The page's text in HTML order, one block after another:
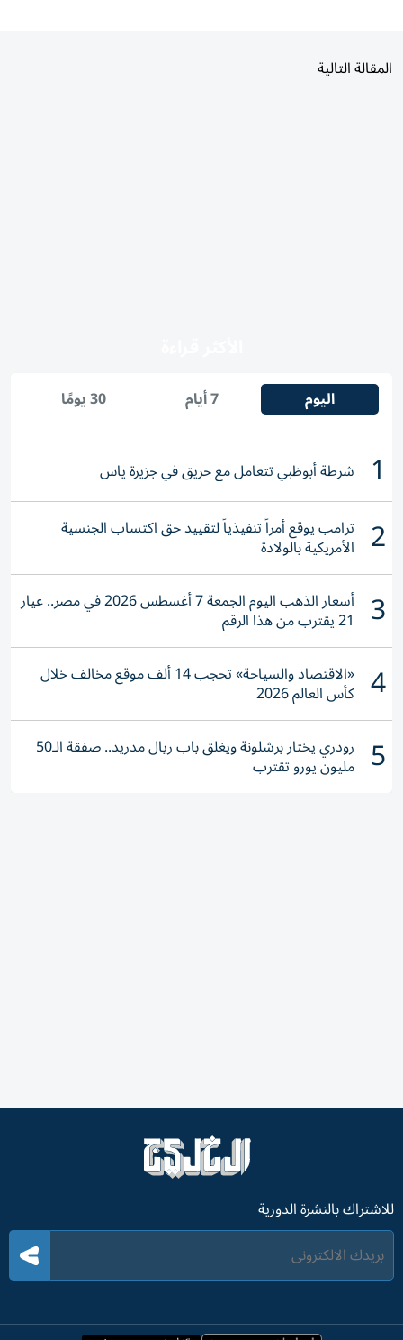
المقالة التالية
اليوم 7 أيام 30 يومًا
1 شرطة أبوظبي تتعامل مع حريق في جزيرة ياس
2 ترامب يوقع أمراً تنفيذياً لتقييد حق اكتساب الجنسية
الأمريكية بالولادة
3 أسعار الذهب اليوم الجمعة 7 أغسطس 2026 في مصر.. عيار
21 يقترب من هذا الرقم
4 «الاقتصاد والسياحة» تحجب 14 ألف موقع مخالف خلال
كأس العالم 2026
5 رودري يختار برشلونة ويغلق باب ريال مدريد.. صفقة الـ50
مليون يورو تقترب
للاشتراك بالنشرة الدورية